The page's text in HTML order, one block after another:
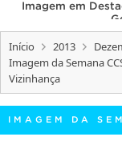
OUVIDORIA
PORTARIAS
TELEFONES
Imagem em
Início 2013
Imagem da Semana
Vizinhança
IMAGEM DA